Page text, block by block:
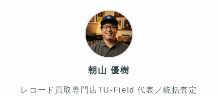
朝山 優樹
レコード買取専門店TU-Field 代表／統括査定